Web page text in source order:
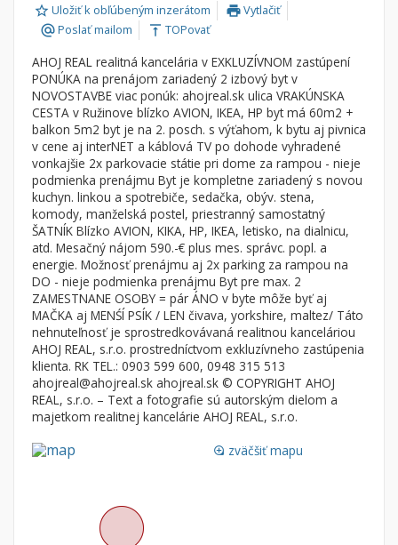
Do:
Lokalita
×
×
Bratislavský (kraj)
Byt
Garsónky
Dvojgarsónky
1-izbové
2-izbové
3-izbové
4 a viac izbové byty
Dom
Vila
Chalupa
Pozemok
Stavebné pozemky
Bývanie a rekreácia
Uložiť k obľúbeným inzerátom printVytlačiť
alternate_emailPoslať mailom vertical_align_top TOPovať
AHOJ REAL realitná kancelária v EXKLUZÍVNOM zastúpení
PONÚKA na prenájom zariadený 2 izbový byt v
NOVOSTAVBE viac ponúk: ahojreal.sk ulica VRAKÚNSKA
CESTA v Ružinove blízko AVION, IKEA, HP byt má 60m2 +
balkon 5m2 byt je na 2. posch. s výťahom, k bytu aj pivnica
v cene aj interNET a káblová TV po dohode vyhradené
vonkajšie 2x parkovacie státie pri dome za rampou - nieje
podmienka prenájmu Byt je kompletne zariadený s novou
kuchyn. linkou a spotrebiče, sedačka, obýv. stena,
komody, manželská postel, priestranný samostatný
ŠATNÍK Blízko AVION, KIKA, HP, IKEA, letisko, na dialnicu,
atd. Mesačný nájom 590.-€ plus mes. správc. popl. a
energie. Možnosť prenájmu aj 2x parking za rampou na
DO - nieje podmienka prenájmu Byt pre max. 2
ZAMESTNANE OSOBY = pár ÁNO v byte môže byť aj
MAČKA aj MENŚÍ PSÍK / LEN čivava, yorkshire, maltez/ Táto
nehnuteľnosť je sprostredkovávaná realitnou kanceláriou
AHOJ REAL, s.r.o. prostredníctvom exkluzívneho zastúpenia
klienta. RK TEL.: 0903 599 600, 0948 315 513
ahojreal@ahojreal.sk ahojreal.sk © COPYRIGHT AHOJ
REAL, s.r.o. – Text a fotografie sú autorským dielom a
majetkom realitnej kancelárie AHOJ REAL, s.r.o.
loupe zväčšiť mapu